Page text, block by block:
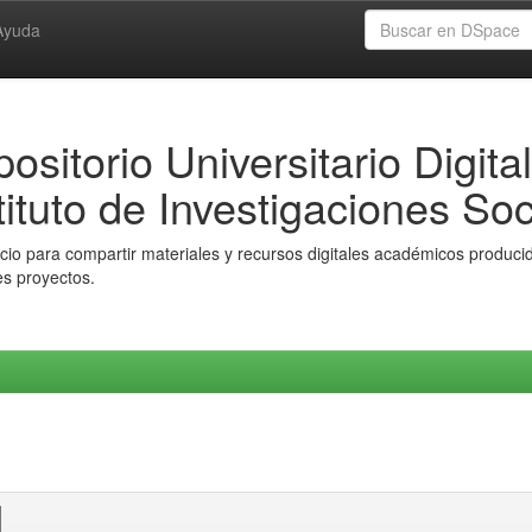
Universitario Digital
de Investigaciones
para compartir materiales y recursos digitales académicos
proyectos.